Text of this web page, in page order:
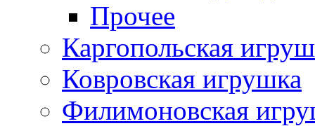
Прочее
Каргопольская
Ковровская игрушка
Филимоновская